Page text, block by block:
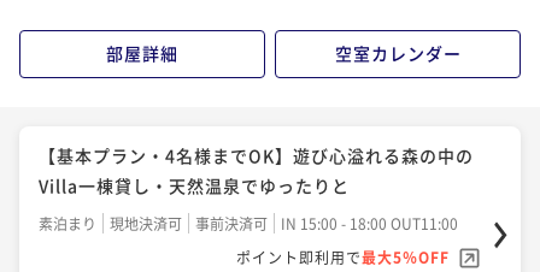
部屋詳細 空室カレンダー
【基本プラン・4名様までOK】遊び心溢れる森の中の
Villa一棟貸し・天然温泉でゆったりと
素泊まり 現地決済可 事前決済可
IN 15:00 - 18:00 OUT11:00
ポイント即利用で最大5％OFF